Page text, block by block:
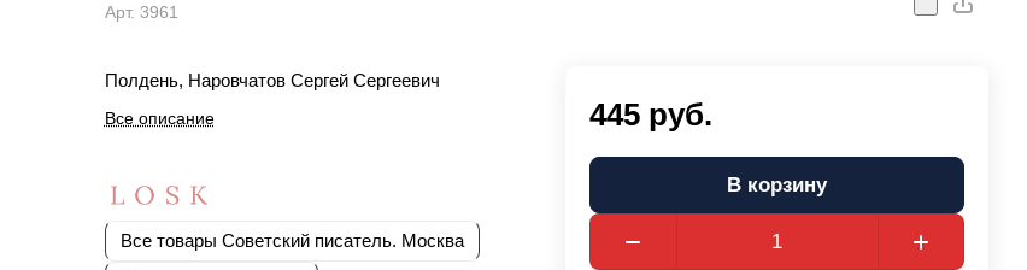
Арт. 3961
Полдень, Наровчатов Сергей Сергеевич
Все описание
Все товары Советский писатель. Москва
445 руб.
В корзину